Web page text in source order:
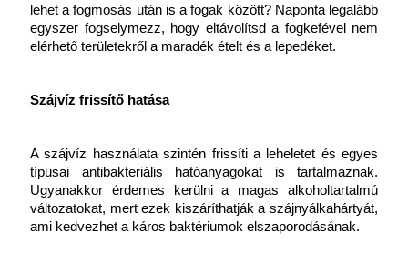
lehet a fogmosás után is a fogak között? Naponta legalább
egyszer fogselymezz, hogy eltávolítsd a fogkefével nem
elérhető területekről a maradék ételt és a lepedéket.
Szájvíz frissítő hatása
A szájvíz használata szintén frissíti a leheletet és egyes
típusai antibakteriális hatóanyagokat is tartalmaznak.
Ugyanakkor érdemes kerülni a magas alkoholtartalmú
változatokat, mert ezek kiszáríthatják a szájnyálkahártyát,
ami kedvezhet a káros baktériumok elszaporodásának.